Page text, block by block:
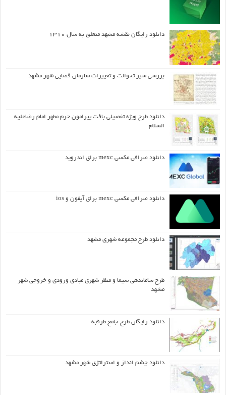
دانلود رایگان نقشه مشهد متعلق به سال ۱۳۱۰
بررسی سیر تحوالت و تغییرات سازمان فضایی شهر مشهد
دانلود طرح ويژه تفصيلي بافت پيرامون حرم مطهر امام رضاعليه
السلام
دانلود صرافی مکسی mexc برای اندروید
دانلود صرافی مکسی mexc برای آیفون و ios
دانلود طرح مجموعه شهری مشهد
طرح ساماندهی سیما و منظر شهری مبادی ورودی و خروجی شهر
مشهد
دانلود رایگان طرح جامع طرقبه
دانلود چشم انداز و استراتژی شهر مشهد